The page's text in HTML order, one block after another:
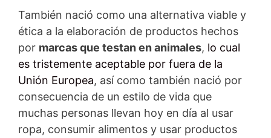
También nació como una alternativa viable y
ética a la elaboración de productos hechos
por marcas que testan en animales, lo cual
es tristemente aceptable por fuera de la
Unión Europea, así como también nació por
consecuencia de un estilo de vida que
muchas personas llevan hoy en día al usar
ropa, consumir alimentos y usar productos